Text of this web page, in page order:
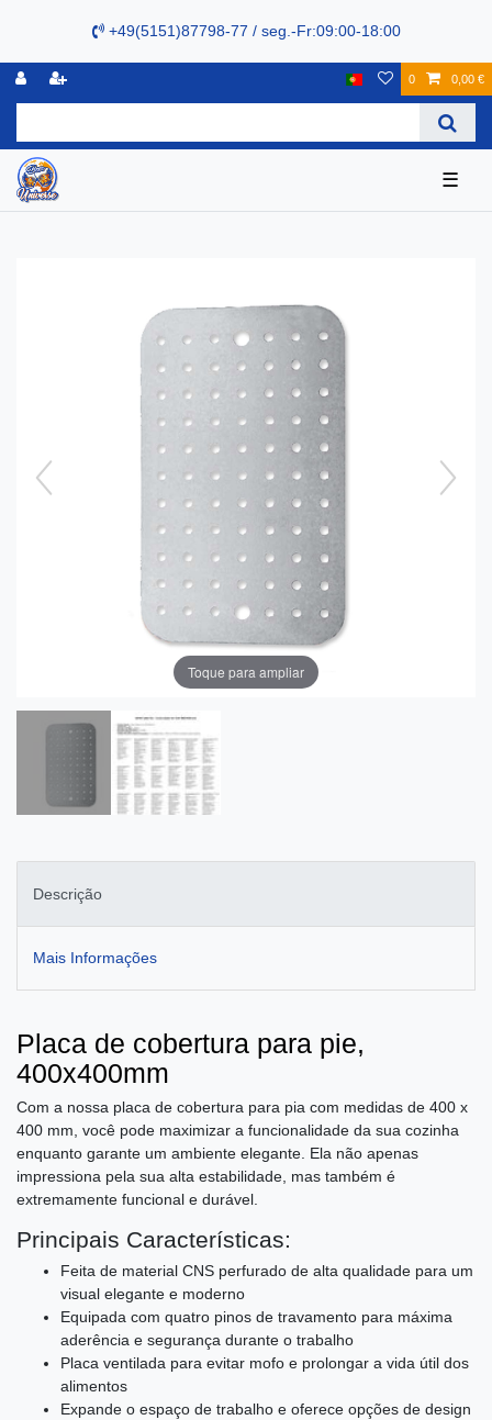
+49(5151)87798-77 / seg.-Fr:09:00-18:00
0 0,00 €
☰
Toque para ampliar
Descrição
Mais Informações
Placa de cobertura para pie,
400x400mm
Com a nossa placa de cobertura para pia com medidas de 400 x
400 mm, você pode maximizar a funcionalidade da sua cozinha
enquanto garante um ambiente elegante. Ela não apenas
impressiona pela sua alta estabilidade, mas também é
extremamente funcional e durável.
Principais Características:
Feita de material CNS perfurado de alta qualidade para um
visual elegante e moderno
Equipada com quatro pinos de travamento para máxima
aderência e segurança durante o trabalho
Placa ventilada para evitar mofo e prolongar a vida útil dos
alimentos
Expande o espaço de trabalho e oferece opções de design